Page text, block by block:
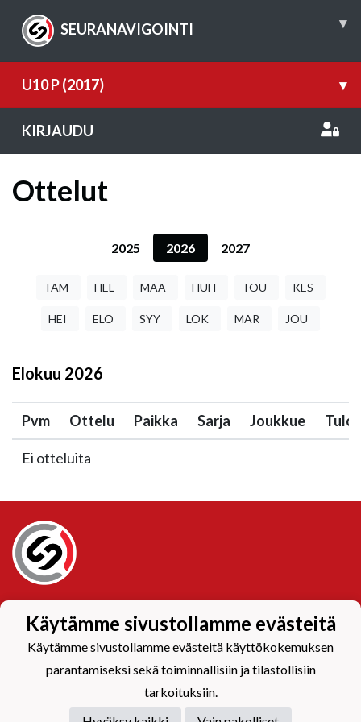
SEURANAVIGOINTI ▾
U10 P (2017) ▾
KIRJAUDU
Ottelut
2025 2026 2027
TAM HEL MAA HUH TOU KES
HEI ELO SYY LOK MAR JOU
Elokuu 2026
Pvm Ottelu Paikka Sarja Joukkue Tulos
Ei otteluita
Käytämme sivustollamme evästeitä
Käytämme sivustollamme evästeitä käyttökokemuksen
parantamiseksi sekä toiminnallisiin ja tilastollisiin
tarkoituksiin.